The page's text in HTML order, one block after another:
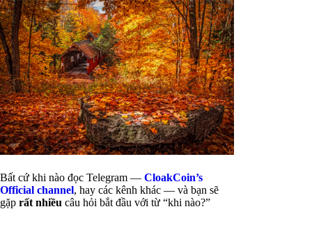
Bất cứ khi nào đọc Telegram — CloakCoin’s
Official channel, hay các kênh khác — và bạn sẽ
gặp rất nhiều câu hỏi bắt đầu với từ “khi nào?”